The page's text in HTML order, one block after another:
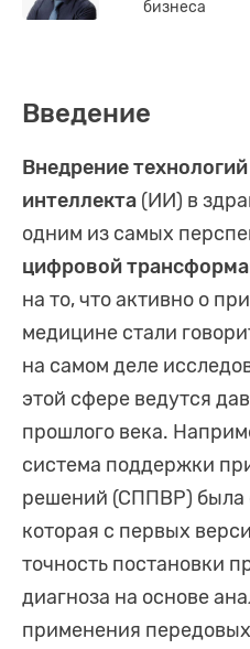
бизнеса
Введение
Внедрение
интеллекта (ИИ) в
одним из самых
цифровой
на то, что активно о
медицине стали
на самом деле
этой сфере ведутся
прошлого века.
система поддержки
решений (СППВР) была
которая с первых
точность постановки
диагноза на основе
применения